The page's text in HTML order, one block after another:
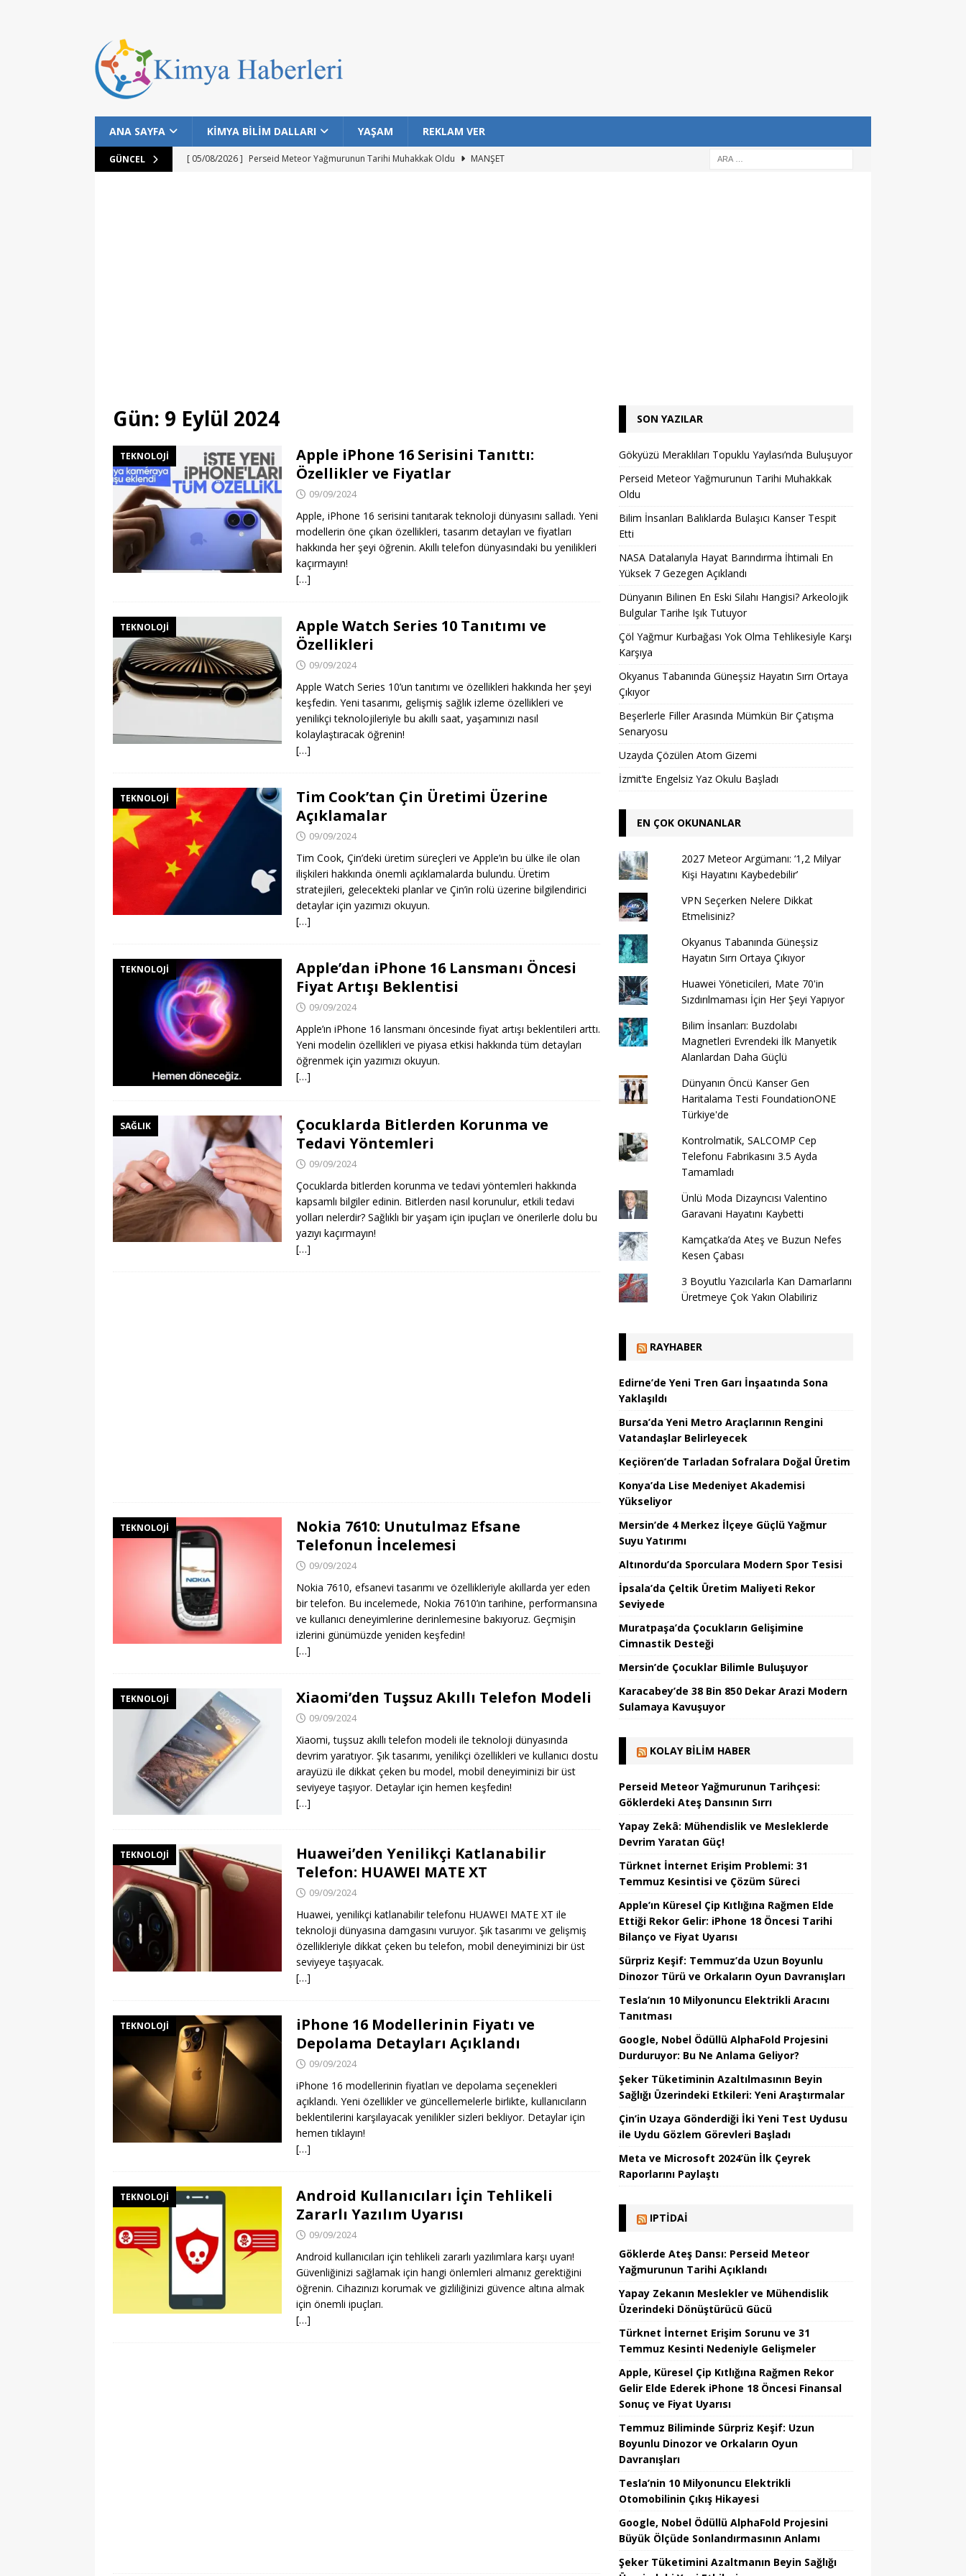
ANA SAYFA KİMYA BİLİM DALLARI YAŞAM REKLAM VER
GÜNCEL [ 05/08/2026 ] Perseid Meteor Yağmurunun Tarihi Muhakkak Oldu
MANŞET
Gün: 9 Eylül 2024
TEKNOLOJI
Apple iPhone 16 Serisini Tanıttı:
Özellikler ve Fiyatlar
09/09/2024
Apple, iPhone 16 serisini tanıtarak teknoloji dünyasını salladı. Yeni
modellerin öne çıkan özellikleri, tasarım detayları ve fiyatları
hakkında her şeyi öğrenin. Akıllı telefon dünyasındaki bu yenilikleri
kaçırmayın!
[…]
TEKNOLOJI
Apple Watch Series 10 Tanıtımı ve
Özellikleri
09/09/2024
Apple Watch Series 10’un tanıtımı ve özellikleri hakkında her şeyi
keşfedin. Yeni tasarımı, gelişmiş sağlık izleme özellikleri ve
yenilikçi teknolojileriyle bu akıllı saat, yaşamınızı nasıl
kolaylaştıracak öğrenin!
[…]
TEKNOLOJI
Tim Cook’tan Çin Üretimi Üzerine
Açıklamalar
09/09/2024
Tim Cook, Çin’deki üretim süreçleri ve Apple’ın bu ülke ile olan
ilişkileri hakkında önemli açıklamalarda bulundu. Üretim
stratejileri, gelecekteki planlar ve Çin’in rolü üzerine bilgilendirici
detaylar için yazımızı okuyun.
[…]
TEKNOLOJI
Apple’dan iPhone 16 Lansmanı Öncesi
Fiyat Artışı Beklentisi
09/09/2024
Apple’ın iPhone 16 lansmanı öncesinde fiyat artışı beklentileri arttı.
Yeni modelin özellikleri ve piyasa etkisi hakkında tüm detayları
öğrenmek için yazımızı okuyun.
[…]
SAĞLIK
Çocuklarda Bitlerden Korunma ve
Tedavi Yöntemleri
09/09/2024
Çocuklarda bitlerden korunma ve tedavi yöntemleri hakkında
kapsamlı bilgiler edinin. Bitlerden nasıl korunulur, etkili tedavi
yolları nelerdir? Sağlıklı bir yaşam için ipuçları ve önerilerle dolu bu
yazıyı kaçırmayın!
[…]
TEKNOLOJI
Nokia 7610: Unutulmaz Efsane
Telefonun İncelemesi
09/09/2024
Nokia 7610, efsanevi tasarımı ve özellikleriyle akıllarda yer eden
bir telefon. Bu incelemede, Nokia 7610’ın tarihine, performansına
ve kullanıcı deneyimlerine derinlemesine bakıyoruz. Geçmişin
izlerini günümüzde yeniden keşfedin!
[…]
TEKNOLOJI Xiaomi’den Tuşsuz Akıllı Telefon Modeli
09/09/2024
Xiaomi, tuşsuz akıllı telefon modeli ile teknoloji dünyasında
devrim yaratıyor. Şık tasarımı, yenilikçi özellikleri ve kullanıcı dostu
arayüzü ile dikkat çeken bu model, mobil deneyiminizi bir üst
seviyeye taşıyor. Detaylar için hemen keşfedin!
[…]
TEKNOLOJI
Huawei’den Yenilikçi Katlanabilir
Telefon: HUAWEI MATE XT
09/09/2024
Huawei, yenilikçi katlanabilir telefonu HUAWEI MATE XT ile
teknoloji dünyasına damgasını vuruyor. Şık tasarımı ve gelişmiş
özellikleriyle dikkat çeken bu telefon, mobil deneyiminizi bir üst
seviyeye taşıyacak.
[…]
TEKNOLOJI
iPhone 16 Modellerinin Fiyatı ve
Depolama Detayları Açıklandı
09/09/2024
iPhone 16 modellerinin fiyatları ve depolama seçenekleri
açıklandı. Yeni özellikler ve güncellemelerle birlikte, kullanıcıların
beklentilerini karşılayacak yenilikler sizleri bekliyor. Detaylar için
hemen tıklayın!
[…]
TEKNOLOJI
Android Kullanıcıları İçin Tehlikeli
Zararlı Yazılım Uyarısı
09/09/2024
Android kullanıcıları için tehlikeli zararlı yazılımlara karşı uyarı!
Güvenliğinizi sağlamak için hangi önlemleri almanız gerektiğini
öğrenin. Cihazınızı korumak ve gizliliğinizi güvence altına almak
için önemli ipuçları.
[…]
SON YAZILAR
Gökyüzü Meraklıları Topuklu Yaylası’nda Buluşuyor
Perseid Meteor Yağmurunun Tarihi Muhakkak
Oldu
Bilim İnsanları Balıklarda Bulaşıcı Kanser Tespit
Etti
NASA Datalarıyla Hayat Barındırma İhtimali En
Yüksek 7 Gezegen Açıklandı
Dünyanın Bilinen En Eski Silahı Hangisi? Arkeolojik
Bulgular Tarihe Işık Tutuyor
Çöl Yağmur Kurbağası Yok Olma Tehlikesiyle Karşı
Karşıya
Okyanus Tabanında Güneşsiz Hayatın Sırrı Ortaya
Çıkıyor
Beşerlerle Filler Arasında Mümkün Bir Çatışma
Senaryosu
Uzayda Çözülen Atom Gizemi
İzmit’te Engelsiz Yaz Okulu Başladı
EN ÇOK OKUNANLAR
2027 Meteor Argümanı: ‘1,2 Milyar
Kişi Hayatını Kaybedebilir’
VPN Seçerken Nelere Dikkat
Etmelisiniz?
Okyanus Tabanında Güneşsiz
Hayatın Sırrı Ortaya Çıkıyor
Huawei Yöneticileri, Mate 70'in
Sızdırılmaması İçin Her Şeyi Yapıyor
Bilim İnsanları: Buzdolabı
Magnetleri Evrendeki İlk Manyetik
Alanlardan Daha Güçlü
Dünyanın Öncü Kanser Gen
Haritalama Testi FoundationONE
Türkiye'de
Kontrolmatik, SALCOMP Cep
Telefonu Fabrikasını 3.5 Ayda
Tamamladı
Ünlü Moda Dizayncısı Valentino
Garavani Hayatını Kaybetti
Kamçatka’da Ateş ve Buzun Nefes
Kesen Çabası
3 Boyutlu Yazıcılarla Kan Damarlarını
Üretmeye Çok Yakın Olabiliriz
RAYHABER
Edirne’de Yeni Tren Garı İnşaatında Sona
Yaklaşıldı
Bursa’da Yeni Metro Araçlarının Rengini
Vatandaşlar Belirleyecek
Keçiören’de Tarladan Sofralara Doğal Üretim
Konya’da Lise Medeniyet Akademisi
Yükseliyor
Mersin’de 4 Merkez İlçeye Güçlü Yağmur
Suyu Yatırımı
Altınordu’da Sporculara Modern Spor Tesisi
İpsala’da Çeltik Üretim Maliyeti Rekor
Seviyede
Muratpaşa’da Çocukların Gelişimine
Cimnastik Desteği
Mersin’de Çocuklar Bilimle Buluşuyor
Karacabey’de 38 Bin 850 Dekar Arazi Modern
Sulamaya Kavuşuyor
KOLAY BILIM HABER
Perseid Meteor Yağmurunun Tarihçesi:
Göklerdeki Ateş Dansının Sırrı
Yapay Zekâ: Mühendislik ve Mesleklerde
Devrim Yaratan Güç!
Türknet İnternet Erişim Problemi: 31
Temmuz Kesintisi ve Çözüm Süreci
Apple’ın Küresel Çip Kıtlığına Rağmen Elde
Ettiği Rekor Gelir: iPhone 18 Öncesi Tarihi
Bilanço ve Fiyat Uyarısı
Sürpriz Keşif: Temmuz’da Uzun Boyunlu
Dinozor Türü ve Orkaların Oyun Davranışları
Tesla’nın 10 Milyonuncu Elektrikli Aracını
Tanıtması
Google, Nobel Ödüllü AlphaFold Projesini
Durduruyor: Bu Ne Anlama Geliyor?
Şeker Tüketiminin Azaltılmasının Beyin
Sağlığı Üzerindeki Etkileri: Yeni Araştırmalar
Çin’in Uzaya Gönderdiği İki Yeni Test Uydusu
ile Uydu Gözlem Görevleri Başladı
Meta ve Microsoft 2024’ün İlk Çeyrek
Raporlarını Paylaştı
IPTIDAI
Göklerde Ateş Dansı: Perseid Meteor
Yağmurunun Tarihi Açıklandı
Yapay Zekanın Meslekler ve Mühendislik
Üzerindeki Dönüştürücü Gücü
Türknet İnternet Erişim Sorunu ve 31
Temmuz Kesinti Nedeniyle Gelişmeler
Apple, Küresel Çip Kıtlığına Rağmen Rekor
Gelir Elde Ederek iPhone 18 Öncesi Finansal
Sonuç ve Fiyat Uyarısı
Temmuz Biliminde Sürpriz Keşif: Uzun
Boyunlu Dinozor ve Orkaların Oyun
Davranışları
Tesla’nin 10 Milyonuncu Elektrikli
Otomobilinin Çıkış Hikayesi
Google, Nobel Ödüllü AlphaFold Projesini
Büyük Ölçüde Sonlandırmasının Anlamı
Şeker Tüketimini Azaltmanın Beyin Sağlığı